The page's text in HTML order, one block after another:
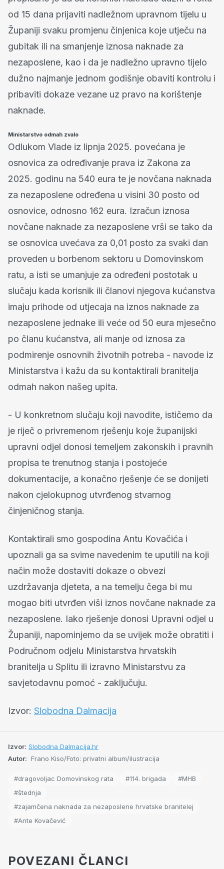
od 15 dana prijaviti nadležnom upravnom tijelu u
Županiji svaku promjenu činjenica koje utječu na
gubitak ili na smanjenje iznosa naknade za
nezaposlene, kao i da je nadležno upravno tijelo
dužno najmanje jednom godišnje obaviti kontrolu i
pribaviti dokaze vezane uz pravo na korištenje
naknade.
Ministarstvo odmah zvalo
Odlukom Vlade iz lipnja 2025. povećana je
osnovica za određivanje prava iz Zakona za
2025. godinu na 540 eura te je novčana naknada
za nezaposlene određena u visini 30 posto od
osnovice, odnosno 162 eura. Izračun iznosa
novčane naknade za nezaposlene vrši se tako da
se osnovica uvećava za 0,01 posto za svaki dan
proveden u borbenom sektoru u Domovinskom
ratu, a isti se umanjuje za određeni postotak u
slučaju kada korisnik ili članovi njegova kućanstva
imaju prihode od utjecaja na iznos naknade za
nezaposlene jednake ili veće od 50 eura mjesečno
po članu kućanstva, ali manje od iznosa za
podmirenje osnovnih životnih potreba - navode iz
Ministarstva i kažu da su kontaktirali branitelja
odmah nakon našeg upita.
- U konkretnom slučaju koji navodite, ističemo da
je riječ o privremenom rješenju koje županijski
upravni odjel donosi temeljem zakonskih i pravnih
propisa te trenutnog stanja i postojeće
dokumentacije, a konačno rješenje će se donijeti
nakon cjelokupnog utvrđenog stvarnog
činjeničnog stanja.
Kontaktirali smo gospodina Antu Kovačića i
upoznali ga sa svime navedenim te uputili na koji
način može dostaviti dokaze o obvezi
uzdržavanja djeteta, a na temelju čega bi mu
mogao biti utvrđen viši iznos novčane naknade za
nezaposlene. Iako rješenje donosi Upravni odjel u
Županiji, napominjemo da se uvijek može obratiti i
Područnom odjelu Ministarstva hrvatskih
branitelja u Splitu ili izravno Ministarstvu za
savjetodavnu pomoć - zaključuju.
Izvor: Slobodna Dalmacija
Izvor: Slobodna Dalmacija.hr
Autor: Frano Kiso/Foto: privatni album/ilustracija
#dragovoljac Domovinskog rata #114. brigada
#MHB
#štednja
#zajamčena naknada za nezaposlene hrvatske branitelej
#Ante Kovačević
POVEZANI ČLANCI